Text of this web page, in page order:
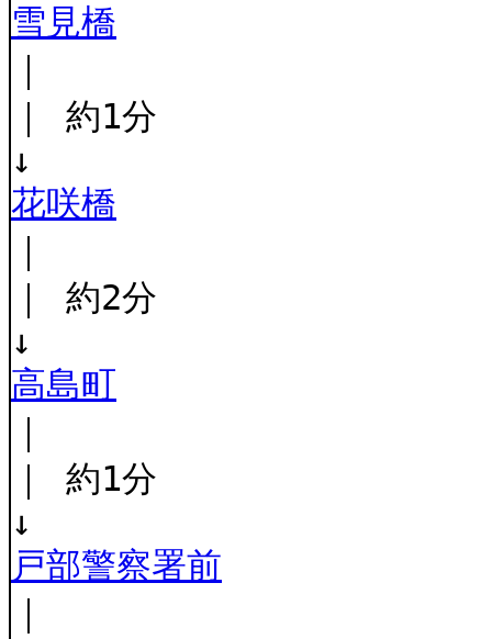
雪見橋
｜ 約1分
↓
花咲橋
｜ 約2分
↓
高島町
｜ 約1分
↓
戸部警察署前